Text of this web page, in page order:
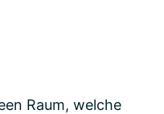
Raum, welche